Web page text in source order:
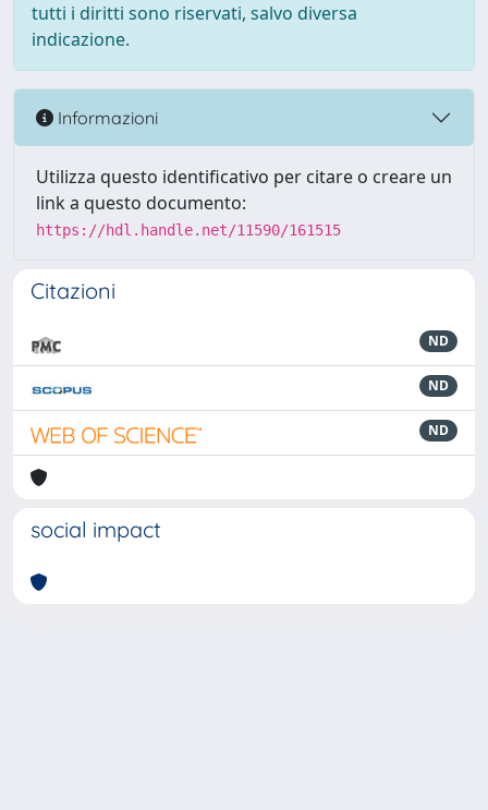
tutti i diritti sono riservati, salvo diversa
indicazione.
Informazioni
Utilizza questo identificativo per citare o creare un
link a questo documento:
https://hdl.handle.net/11590/161515
Citazioni
ND
ND
ND
social impact